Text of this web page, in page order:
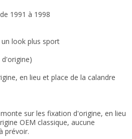
1991 à 1998
look plus sport
d'origine)
, en lieu et place de la calandre
sur les fixation d'origine, en lieu
OEM classique, aucune
prévoir.